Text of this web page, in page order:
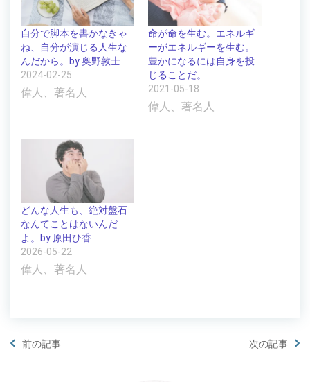
自分で脚本を書かなきゃ
ね、自分が演じる人生な
んだから。by 奥野敦士
2024-02-25
偉人、著名人
命が命を生む。エネルギ
ーがエネルギーを生む。
豊かになるには自身を投
じることだ。
2021-05-18
偉人、著名人
どんな人生も、絶対盤石
なんてことはないんだ
よ。by 原田ひ香
2026-05-22
偉人、著名人
前の記事 次の記事